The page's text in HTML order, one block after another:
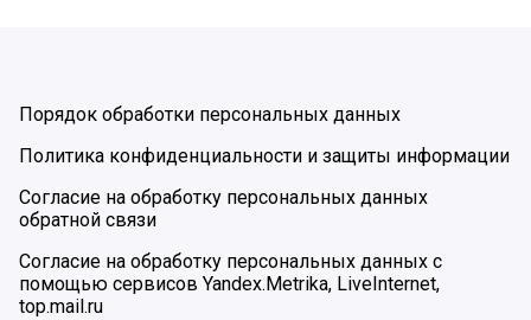
Порядок обработки персональных данных
Политика конфиденциальности и защиты информации
Согласие на обработку персональных данных
обратной связи
Согласие на обработку персональных данных с
помощью сервисов Yandex.Metrika, LiveInternet,
top.mail.ru